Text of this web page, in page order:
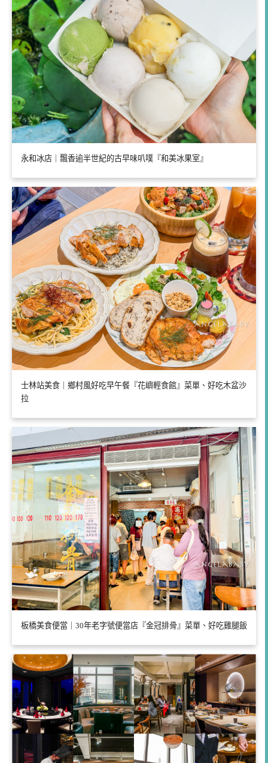
永和冰店｜飄香逾半世紀的古早味叭噗『和美冰果室』
士林站美食｜鄉村風好吃早午餐『花嶼輕食館』菜單、好吃木盆沙
拉
板橋美食便當｜30年老字號便當店『金冠排骨』菜單、好吃雞腿飯